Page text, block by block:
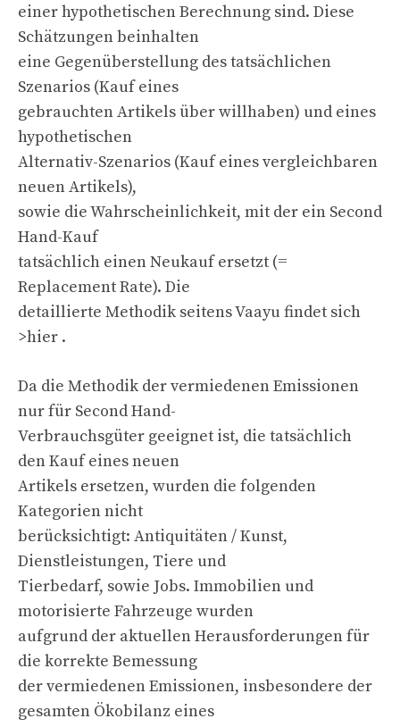
einer hypothetischen Berechnung sind. Diese
Schätzungen beinhalten
eine Gegenüberstellung des tatsächlichen
Szenarios (Kauf eines
gebrauchten Artikels über willhaben) und eines
hypothetischen
Alternativ-Szenarios (Kauf eines vergleichbaren
neuen Artikels),
sowie die Wahrscheinlichkeit, mit der ein Second
Hand-Kauf
tatsächlich einen Neukauf ersetzt (=
Replacement Rate). Die
detaillierte Methodik seitens Vaayu findet sich
>hier .
Da die Methodik der vermiedenen Emissionen
nur für Second Hand-
Verbrauchsgüter geeignet ist, die tatsächlich
den Kauf eines neuen
Artikels ersetzen, wurden die folgenden
Kategorien nicht
berücksichtigt: Antiquitäten / Kunst,
Dienstleistungen, Tiere und
Tierbedarf, sowie Jobs. Immobilien und
motorisierte Fahrzeuge wurden
aufgrund der aktuellen Herausforderungen für
die korrekte Bemessung
der vermiedenen Emissionen, insbesondere der
gesamten Ökobilanz eines